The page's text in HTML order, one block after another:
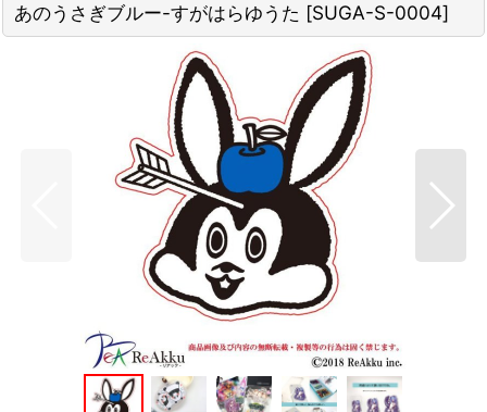
あのうさぎブルー-すがはらゆうた [SUGA-S-0004]